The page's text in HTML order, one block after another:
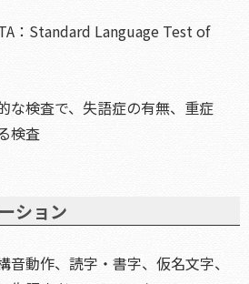
：Standard Language Test of
な検査で、失語症の有無、重症
検査
ション
音動作、読字・書字、仮名文字、